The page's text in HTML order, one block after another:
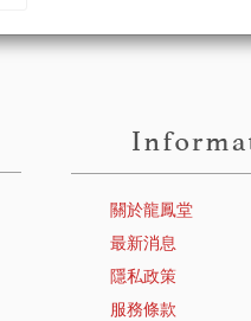
關於龍鳳堂
最新消息
隱私政策
服務條款